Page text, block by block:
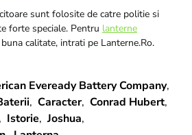
sunt folosite de catre politie si
forte speciale. Pentru lanterne
calitate, intrati pe Lanterne.Ro.
Eveready Battery Company,
, Caracter, Conrad Hubert,
Istorie, Joshua,